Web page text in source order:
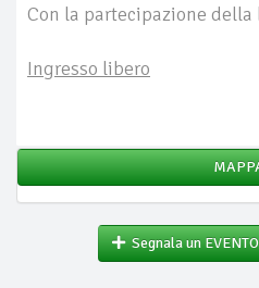
Con la partecipazione
Ingresso libero
Segnala un EVENTO